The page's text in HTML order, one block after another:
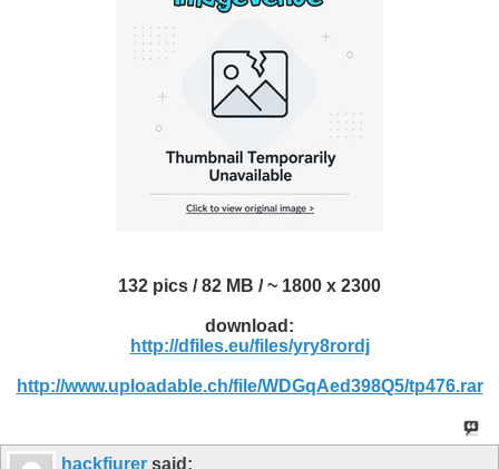
132 pics / 82 MB / ~ 1800 x 2300
download:
http://dfiles.eu/files/yry8rordj
http://www.uploadable.ch/file/WDGqAed398Q5/tp476.rar
hackfiurer said: